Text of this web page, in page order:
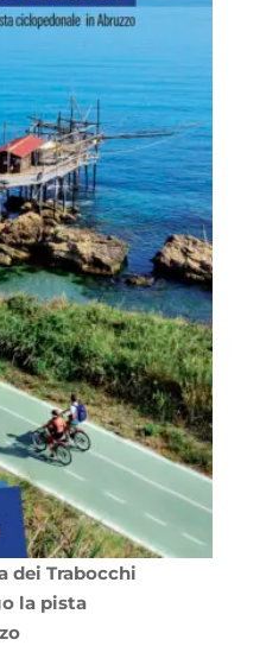
dei Trabocchi
la pista